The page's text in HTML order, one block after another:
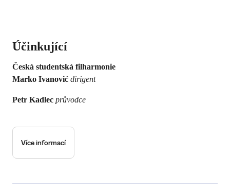
Účinkující
Česká studentská filharmonie
Marko Ivanović dirigent
Petr Kadlec průvodce
Více informací